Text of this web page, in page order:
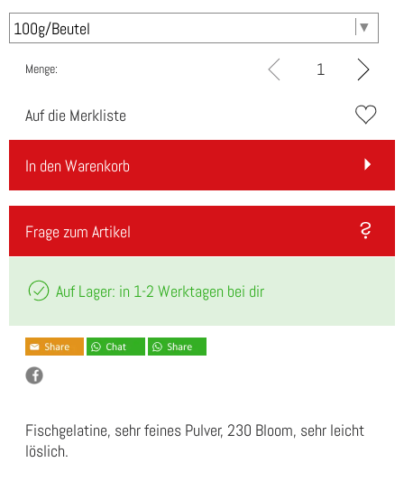
Menge:
Auf die Merkliste
In den Warenkorb
Frage zum Artikel
Auf Lager: in 1-2 Werktagen bei dir
Fischgelatine, sehr feines Pulver, 230 Bloom, sehr leicht
löslich.